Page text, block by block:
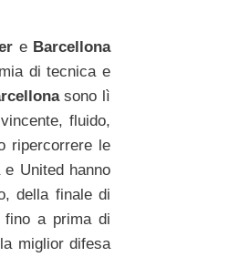
e Barcellona
di tecnica e
sono lì
fluido,
ripercorrere le
United hanno
della finale di
fino a prima di
miglior difesa